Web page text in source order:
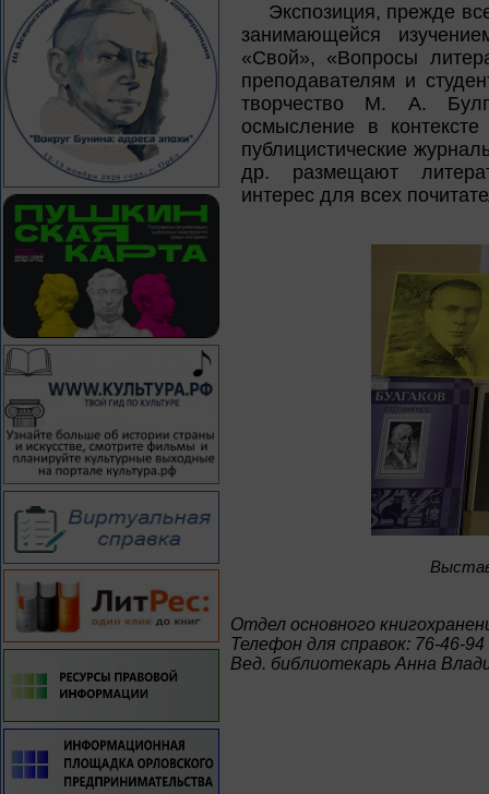
Экспозиция, прежде
занимающейся
«Свой», «Вопросы
преподавателям и
творчество М. А.
осмысление в
публицистические
др. размещают
интерес для всех
Отдел основного
Телефон для справок: 76-46-94
Вед. библиотекарь Анна